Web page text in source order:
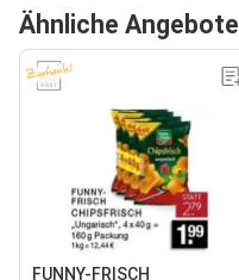
Ähnliche Angebote
FUNNY-FRISCH